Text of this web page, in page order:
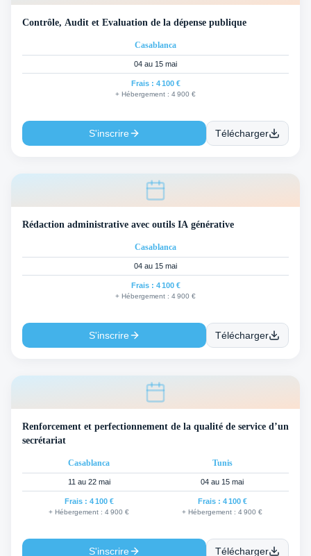
Contrôle, Audit et Evaluation de la dépense publique
Casablanca
04 au 15 mai
Frais : 4 100 €
+ Hébergement : 4 900 €
S'inscrire Télécharger
Rédaction administrative avec outils IA générative
Casablanca
04 au 15 mai
Frais : 4 100 €
+ Hébergement : 4 900 €
S'inscrire Télécharger
Renforcement et perfectionnement de la qualité de service d’un
secrétariat
Casablanca Tunis
11 au 22 mai 04 au 15 mai
Frais : 4 100 €
+ Hébergement : 4 900 €
Frais : 4 100 €
+ Hébergement : 4 900 €
S'inscrire Télécharger